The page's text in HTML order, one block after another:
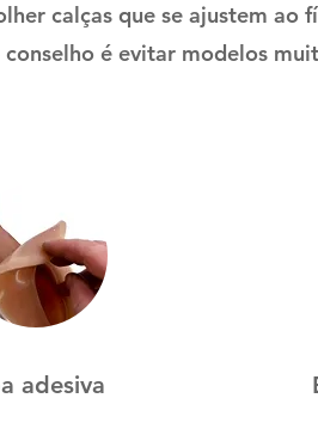
calças que se ajustem ao
conselho é evitar modelos
adesiva